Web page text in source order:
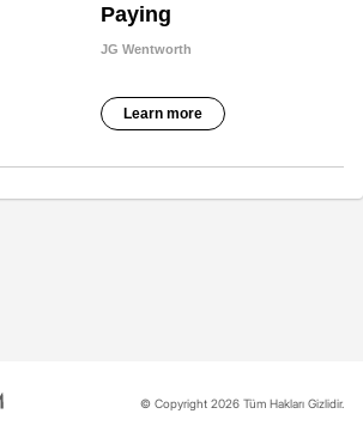
© Copyright 2026 Tüm Hakları Gizlidir.